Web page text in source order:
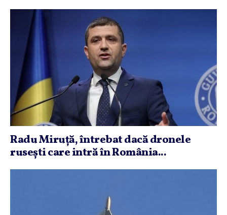
Radu Miruţă, întrebat dacă dronele
ruseşti care intră în România...